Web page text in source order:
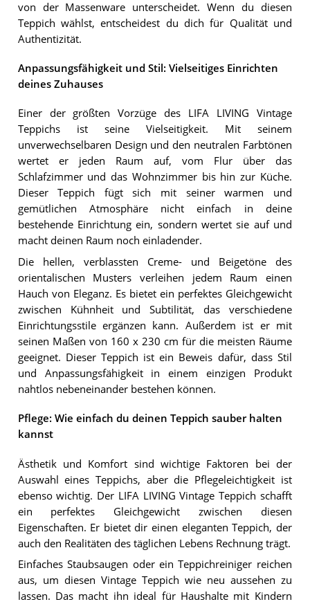
von der Massenware unterscheidet. Wenn du diesen
Teppich wählst, entscheidest du dich für Qualität und
Authentizität.
Anpassungsfähigkeit und Stil: Vielseitiges Einrichten
deines Zuhauses
Einer der größten Vorzüge des LIFA LIVING Vintage
Teppichs ist seine Vielseitigkeit. Mit seinem
unverwechselbaren Design und den neutralen Farbtönen
wertet er jeden Raum auf, vom Flur über das
Schlafzimmer und das Wohnzimmer bis hin zur Küche.
Dieser Teppich fügt sich mit seiner warmen und
gemütlichen Atmosphäre nicht einfach in deine
bestehende Einrichtung ein, sondern wertet sie auf und
macht deinen Raum noch einladender.
Die hellen, verblassten Creme- und Beigetöne des
orientalischen Musters verleihen jedem Raum einen
Hauch von Eleganz. Es bietet ein perfektes Gleichgewicht
zwischen Kühnheit und Subtilität, das verschiedene
Einrichtungsstile ergänzen kann. Außerdem ist er mit
seinen Maßen von 160 x 230 cm für die meisten Räume
geeignet. Dieser Teppich ist ein Beweis dafür, dass Stil
und Anpassungsfähigkeit in einem einzigen Produkt
nahtlos nebeneinander bestehen können.
Pflege: Wie einfach du deinen Teppich sauber halten
kannst
Ästhetik und Komfort sind wichtige Faktoren bei der
Auswahl eines Teppichs, aber die Pflegeleichtigkeit ist
ebenso wichtig. Der LIFA LIVING Vintage Teppich schafft
ein perfektes Gleichgewicht zwischen diesen
Eigenschaften. Er bietet dir einen eleganten Teppich, der
auch den Realitäten des täglichen Lebens Rechnung trägt.
Einfaches Staubsaugen oder ein Teppichreiniger reichen
aus, um diesen Vintage Teppich wie neu aussehen zu
lassen. Das macht ihn ideal für Haushalte mit Kindern